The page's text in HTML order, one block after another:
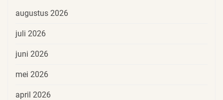
augustus 2026
juli 2026
juni 2026
mei 2026
april 2026